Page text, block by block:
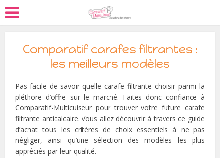
Comparatif carafes filtrantes :
les meilleurs modèles
Pas facile de savoir quelle carafe filtrante choisir parmi la
pléthore d’offre sur le marché. Faites donc confiance à
Comparatif-Multicuiseur pour trouver votre future carafe
filtrante anticalcaire. Vous allez découvrir à travers ce guide
d’achat tous les critères de choix essentiels à ne pas
négliger, ainsi qu’une sélection des modèles les plus
appréciés par leur qualité.